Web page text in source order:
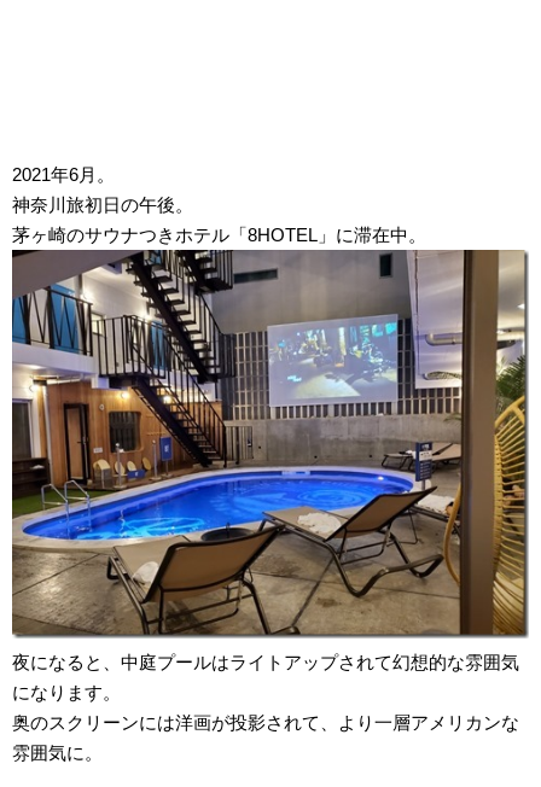
2021年6月。
神奈川旅初日の午後。
茅ヶ崎のサウナつきホテル「8HOTEL」に滞在中。
夜になると、中庭プールはライトアップされて幻想的な雰囲気
になります。
奥のスクリーンには洋画が投影されて、より一層アメリカンな
雰囲気に。